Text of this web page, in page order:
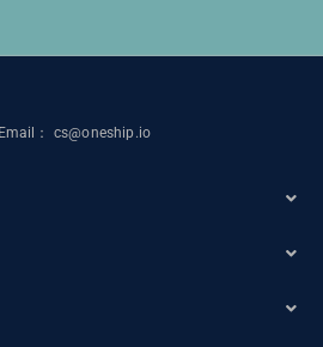
Email： cs@oneship.io